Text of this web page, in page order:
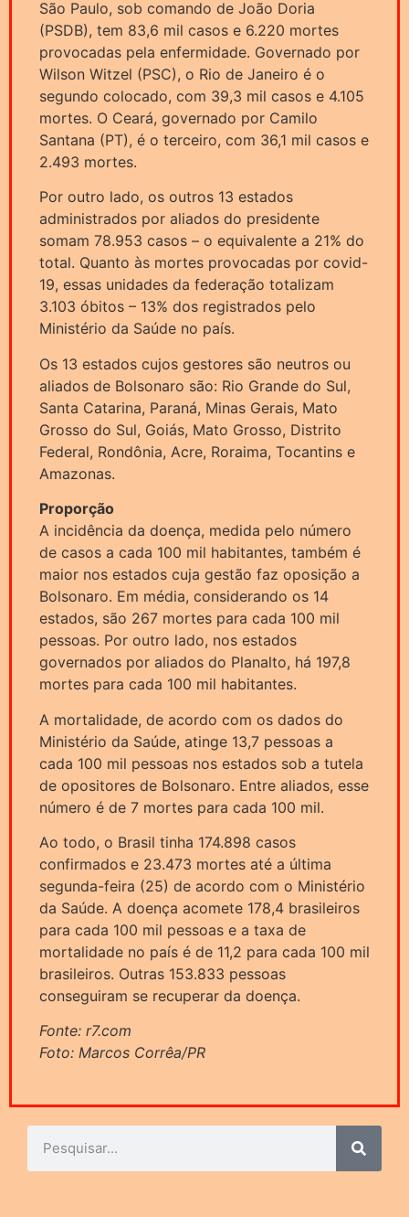
São Paulo, sob comando de João Doria
(PSDB), tem 83,6 mil casos e 6.220 mortes
provocadas pela enfermidade. Governado por
Wilson Witzel (PSC), o Rio de Janeiro é o
segundo colocado, com 39,3 mil casos e 4.105
mortes. O Ceará, governado por Camilo
Santana (PT), é o terceiro, com 36,1 mil casos e
2.493 mortes.
Por outro lado, os outros 13 estados
administrados por aliados do presidente
somam 78.953 casos – o equivalente a 21% do
total. Quanto às mortes provocadas por covid-
19, essas unidades da federação totalizam
3.103 óbitos – 13% dos registrados pelo
Ministério da Saúde no país.
Os 13 estados cujos gestores são neutros ou
aliados de Bolsonaro são: Rio Grande do Sul,
Santa Catarina, Paraná, Minas Gerais, Mato
Grosso do Sul, Goiás, Mato Grosso, Distrito
Federal, Rondônia, Acre, Roraima, Tocantins e
Amazonas.
Proporção
A incidência da doença, medida pelo número
de casos a cada 100 mil habitantes, também é
maior nos estados cuja gestão faz oposição a
Bolsonaro. Em média, considerando os 14
estados, são 267 mortes para cada 100 mil
pessoas. Por outro lado, nos estados
governados por aliados do Planalto, há 197,8
mortes para cada 100 mil habitantes.
A mortalidade, de acordo com os dados do
Ministério da Saúde, atinge 13,7 pessoas a
cada 100 mil pessoas nos estados sob a tutela
de opositores de Bolsonaro. Entre aliados, esse
número é de 7 mortes para cada 100 mil.
Ao todo, o Brasil tinha 174.898 casos
confirmados e 23.473 mortes até a última
segunda-feira (25) de acordo com o Ministério
da Saúde. A doença acomete 178,4 brasileiros
para cada 100 mil pessoas e a taxa de
mortalidade no país é de 11,2 para cada 100 mil
brasileiros. Outras 153.833 pessoas
conseguiram se recuperar da doença.
Fonte: r7.com
Foto: Marcos Corrêa/PR